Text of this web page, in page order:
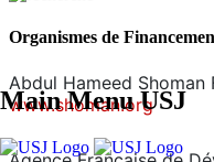
Main Menu USJ
Organismes de
Abdul Hameed Shoman
www.shoman.org